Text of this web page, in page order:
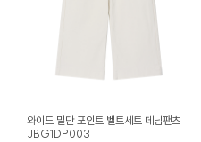
와이드 밑단 포인트 벨트세트 데님팬츠
JBG1DP003